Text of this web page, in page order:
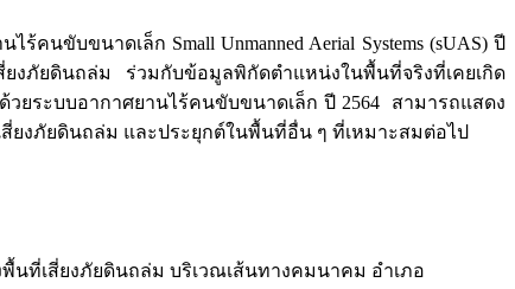
บขนาดเล็ก Small Unmanned Aerial Systems (sUAS) ปี
ยงภัยดินถล่ม ร่วมกับข้อมูลพิกัดตำแหน่งในพื้นที่จริงที่เคยเกิด
ยระบบอากาศยานไร้คนขับขนาดเล็ก ปี 2564 สามารถแสดง
สี่ยงภัยดินถล่ม และประยุกต์ในพื้นที่อื่น ๆ ที่เหมาะสมต่อไป
นที่เสี่ยงภัยดินถล่ม บริเวณเส้นทางคมนาคม อำเภอ